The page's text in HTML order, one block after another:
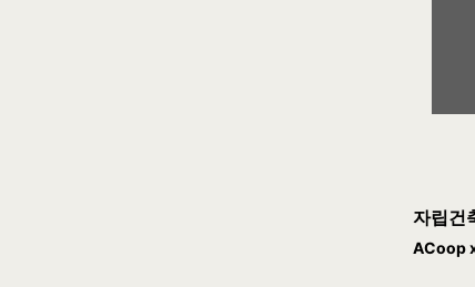
자립건
ACoop